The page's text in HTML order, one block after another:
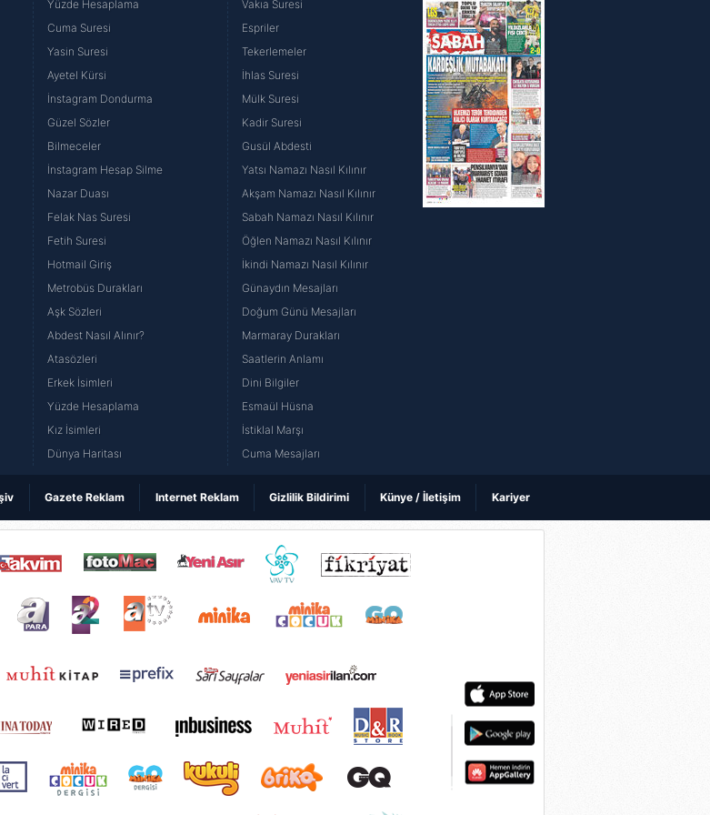
Yüzde Hesaplama
Cuma Suresi
Yasin Suresi
Ayetel Kürsi
İnstagram Dondurma
Güzel Sözler
Bilmeceler
İnstagram Hesap Silme
Nazar Duası
Felak Nas Suresi
Fetih Suresi
Hotmail Giriş
Metrobüs Durakları
Aşk Sözleri
Abdest Nasıl Alınır?
Atasözleri
Erkek İsimleri
Yüzde Hesaplama
Kız İsimleri
Dünya Haritası
Vakıa Suresi
Espriler
Tekerlemeler
İhlas Suresi
Mülk Suresi
Kadir Suresi
Gusül Abdesti
Yatsı Namazı Nasıl Kılınır
Akşam Namazı Nasıl Kılınır
Sabah Namazı Nasıl Kılınır
Öğlen Namazı Nasıl Kılınır
İkindi Namazı Nasıl Kılınır
Günaydın Mesajları
Doğum Günü Mesajları
Marmaray Durakları
Saatlerin Anlamı
Dini Bilgiler
Esmaül Hüsna
İstiklal Marşı
Cuma Mesajları
Gazete Reklam Internet Reklam Gizlilik Bildirimi Künye / İletişim Kariyer